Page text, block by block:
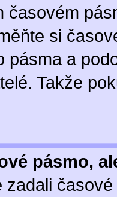
časovém
si
pásma a
Takže
pásmo,
zadali